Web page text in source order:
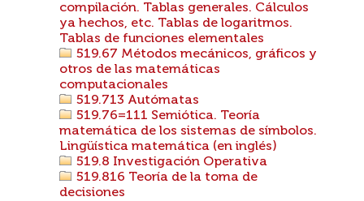
compilación. Tablas generales. Cálculos
ya hechos, etc. Tablas de logaritmos.
Tablas de funciones elementales
519.67 Métodos mecánicos, gráficos y
otros de las matemáticas
computacionales
519.713 Autómatas
519.76=111 Semiótica. Teoría
matemática de los sistemas de símbolos.
Lingüística matemática (en inglés)
519.8 Investigación Operativa
519.816 Teoría de la toma de
decisiones